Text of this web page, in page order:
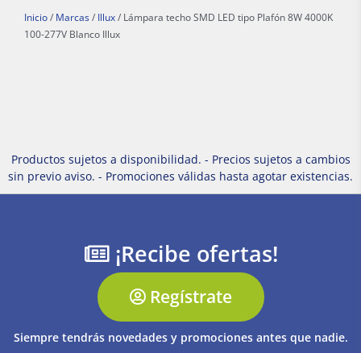
Inicio / Marcas / Illux / Lámpara techo SMD LED tipo Plafón 8W 4000K
100-277V Blanco Illux
Productos sujetos a disponibilidad. - Precios sujetos a cambios
sin previo aviso. - Promociones válidas hasta agotar existencias.
¡Recibe ofertas!
Regístrate
Siempre tendrás novedades y promociones antes que nadie.